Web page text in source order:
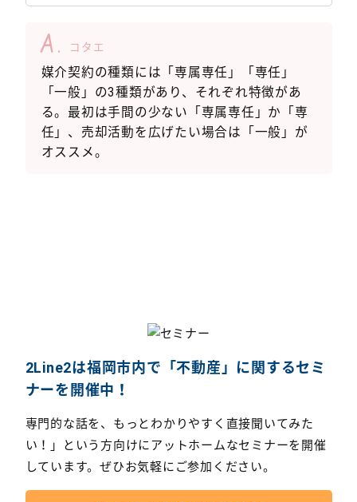
A. コタエ
媒介契約の種類には「専属専任」「専任」
「一般」の3種類があり、それぞれ特徴があ
る。最初は手間の少ない「専属専任」か「専
任」、売却活動を広げたい場合は「一般」が
オススメ。
2Line2は福岡市内で「不動産」に関するセミ
ナーを開催中！
専門的な話を、もっとわかりやすく直接聞いてみた
い！」という方向けにアットホームなセミナーを開催
しています。ぜひお気軽にご参加ください。